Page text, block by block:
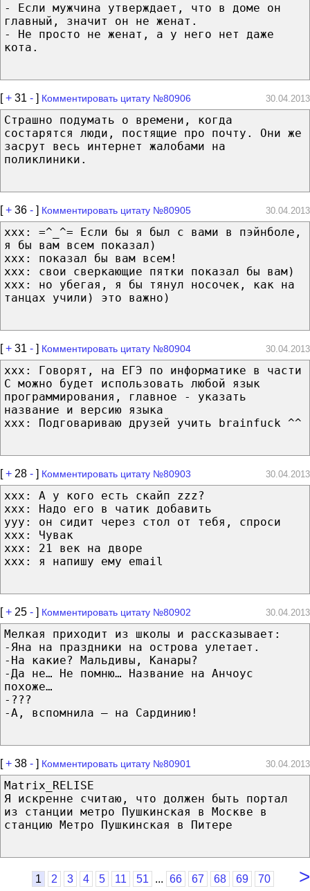
- Если мужчина утверждает, что в доме он
главный, значит он не женат.
- Не просто не женат, а у него нет даже
кота.
[+ 31 - ] Комментировать цитату №80906 30.04.2013
Страшно подумать о времени, когда
состарятся люди, постящие про почту. Они же
засрут весь интернет жалобами на
поликлиники.
[+ 36 - ] Комментировать цитату №80905 30.04.2013
xxx: =^_^= Если бы я был с вами в пэйнболе,
я бы вам всем показал)
xxx: показал бы вам всем!
xxx: свои сверкающие пятки показал бы вам)
xxx: но убегая, я бы тянул носочек, как на
танцах учили) это важно)
[+ 31 - ] Комментировать цитату №80904 30.04.2013
xxx: Говорят, на ЕГЭ по информатике в части
C можно будет использовать любой язык
программирования, главное - указать
название и версию языка
xxx: Подговариваю друзей учить brainfuck ^^
[+ 28 - ] Комментировать цитату №80903 30.04.2013
xxx: А у кого есть скайп zzz?
xxx: Надо его в чатик добавить
yyy: он сидит через стол от тебя, спроси
xxx: Чувак
xxx: 21 век на дворе
xxx: я напишу ему email
[+ 25 - ] Комментировать цитату №80902 30.04.2013
Мелкая приходит из школы и рассказывает:
-Яна на праздники на острова улетает.
-На какие? Мальдивы, Канары?
-Да не… Не помню… Название на Анчоус
похоже…
-???
-А, вспомнила – на Сардинию!
[+ 38 - ] Комментировать цитату №80901 30.04.2013
Matrix_RELISE
Я искренне считаю, что должен быть портал
из станции метро Пушкинская в Москве в
станцию Метро Пушкинская в Питере
>
1 2 3 4 5 11 51 ... 66 67 68 69 70